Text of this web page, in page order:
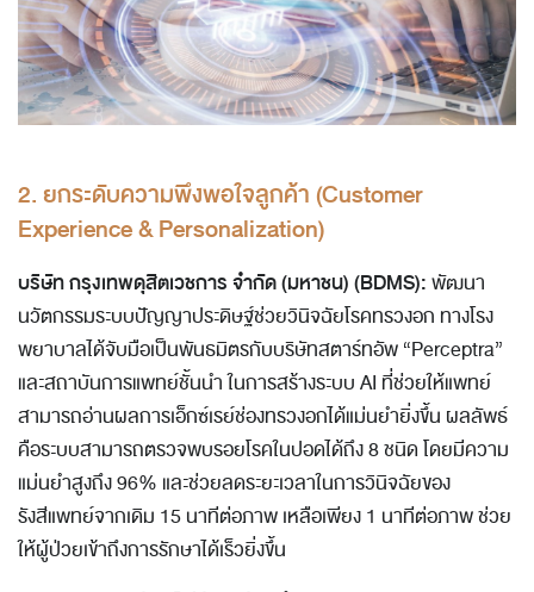
2. ยกระดับความพึงพอใจลูกค้า (Customer
Experience & Personalization)
บริษัท กรุงเทพดุสิตเวชการ จำกัด (มหาชน) (BDMS):พัฒนา
นวัตกรรมระบบปัญญาประดิษฐ์ช่วยวินิจฉัยโรคทรวงอก ทางโรง
พยาบาลได้จับมือเป็นพันธมิตรกับบริษัทสตาร์ทอัพ “Perceptra”
และสถาบันการแพทย์ชั้นนำ ในการสร้างระบบ AI ที่ช่วยให้แพทย์
สามารถอ่านผลการเอ็กซ์เรย์ช่องทรวงอกได้แม่นยำยิ่งขึ้น ผลลัพธ์
คือระบบสามารถตรวจพบรอยโรคในปอดได้ถึง 8 ชนิด โดยมีความ
แม่นยำสูงถึง 96% และช่วยลดระยะเวลาในการวินิจฉัยของ
รังสีแพทย์จากเดิม 15 นาทีต่อภาพ เหลือเพียง 1 นาทีต่อภาพ ช่วย
ให้ผู้ป่วยเข้าถึงการรักษาได้เร็วยิ่งขึ้น